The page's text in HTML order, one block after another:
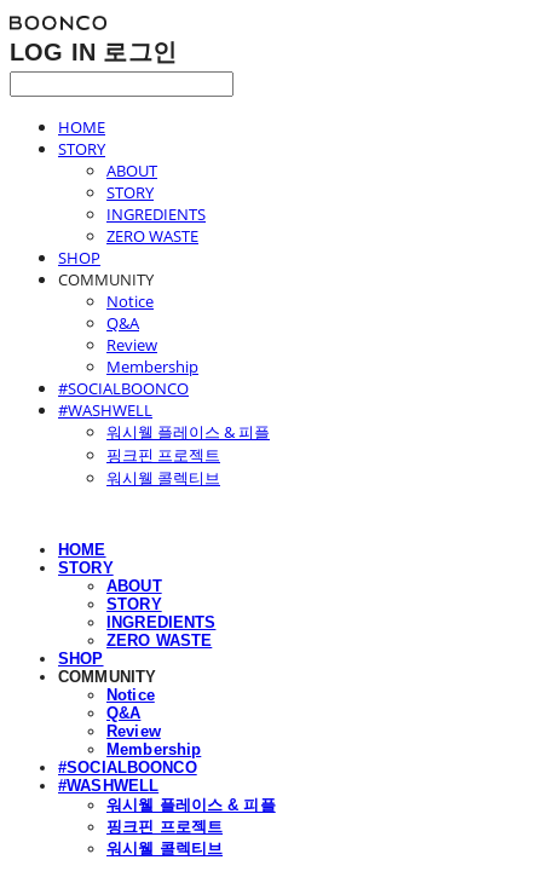
LOG IN 로그인
HOME
STORY
ABOUT
STORY
INGREDIENTS
ZERO WASTE
SHOP
COMMUNITY
Notice
Q&A
Review
Membership
#SOCIALBOONCO
#WASHWELL
워시웰 플레이스 & 피플
핑크핀 프로젝트
워시웰 콜렉티브
HOME
STORY
ABOUT
STORY
INGREDIENTS
ZERO WASTE
SHOP
COMMUNITY
Notice
Q&A
Review
Membership
#SOCIALBOONCO
#WASHWELL
워시웰 플레이스 & 피플
핑크핀 프로젝트
워시웰 콜렉티브